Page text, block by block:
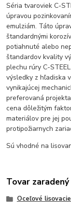
Séria tvaroviek C-
úpravou
emulziám. Táto
štandardnými
potiahnuté alebo
štandardov kvality
plechu rúry C-
výsledky z hľadiska
vynikajúcej
preferovaná
cena dôležitým
materiálov pre jej
protipožiarnych
Sú vhodné na
Tovar
Oceľové